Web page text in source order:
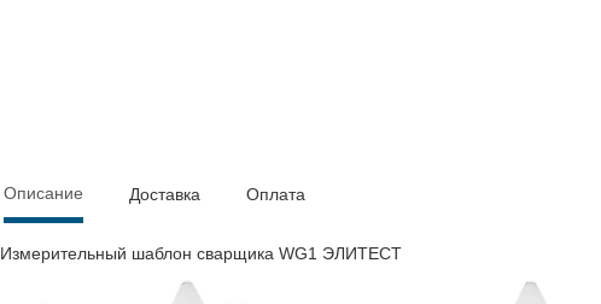
Описание Доставка Оплата
Измерительный шаблон сварщика WG1 ЭЛИТЕСТ